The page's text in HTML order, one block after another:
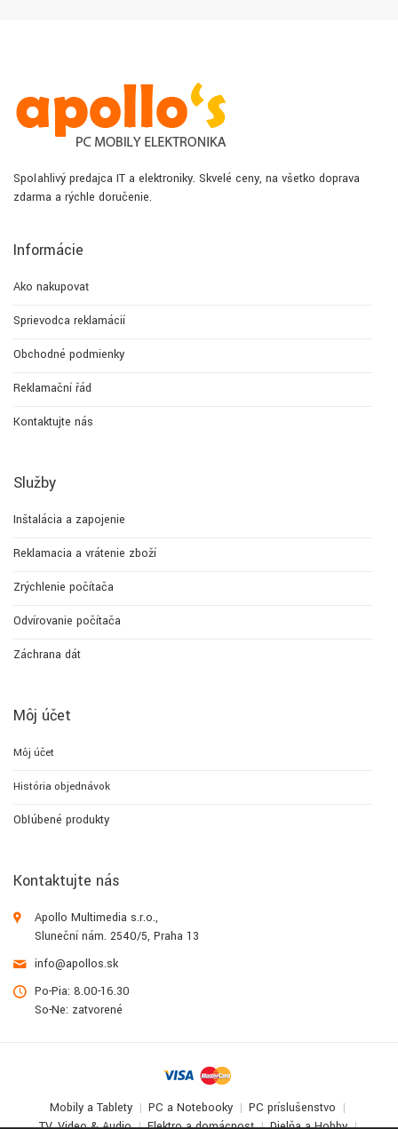
Spoľahlivý predajca IT a elektroniky. Skvelé ceny, na všetko doprava
zdarma a rýchle doručenie.
Informácie
Ako nakupovať
Sprievodca reklamácií
Obchodné podmienky
Reklamační řád
Kontaktujte nás
Služby
Inštalácia a zapojenie
Reklamacia a vrátenie zboží
Zrýchlenie počítača
Odvírovanie počítača
Záchrana dát
Môj účet
Môj účet
História objednávok
Obľúbené produkty
Kontaktujte nás
Apollo Multimedia s.r.o.,
Sluneční nám. 2540/5, Praha 13
info@apollos.sk
Po-Pia: 8.00-16.30
So-Ne: zatvorené
Mobily a Tablety PC a Notebooky
PC príslušenstvo